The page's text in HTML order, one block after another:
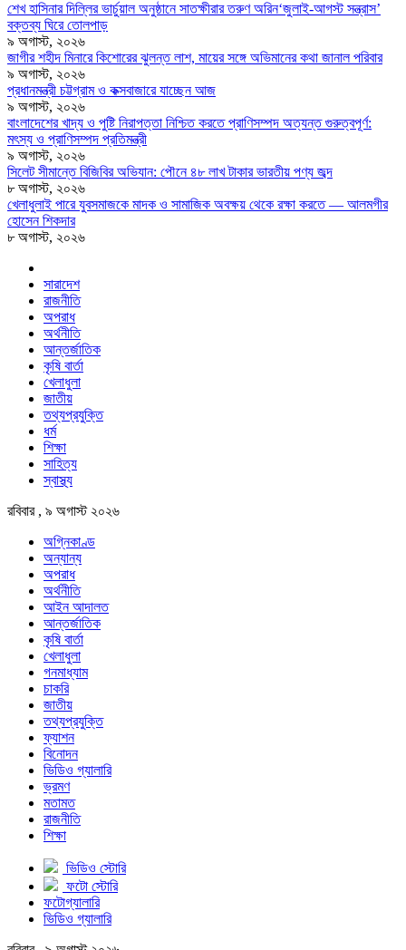
শেখ হাসিনার দিল্লির ভার্চুয়াল অনুষ্ঠানে সাতক্ষীরার তরুণ অরিন‘জুলাই-আগস্ট সন্ত্রাস’
বক্তব্য ঘিরে তোলপাড়
৯ অগাস্ট, ২০২৬
জাগীর শহীদ মিনারে কিশোরের ঝুলন্ত লাশ, মায়ের সঙ্গে অভিমানের কথা জানাল পরিবার
৯ অগাস্ট, ২০২৬
প্রধানমন্ত্রী চট্টগ্রাম ও কক্সবাজারে যাচ্ছেন আজ
৯ অগাস্ট, ২০২৬
বাংলাদেশের খাদ্য ও পুষ্টি নিরাপত্তা নিশ্চিত করতে প্রাণিসম্পদ অত্যন্ত গুরুত্বপূর্ণ:
মৎস্য ও প্রাণিসম্পদ প্রতিমন্ত্রী
৯ অগাস্ট, ২০২৬
সিলেট সীমান্তে বিজিবির অভিযান: পৌনে ৪৮ লাখ টাকার ভারতীয় পণ্য জব্দ
৮ অগাস্ট, ২০২৬
খেলাধুলাই পারে যুবসমাজকে মাদক ও সামাজিক অবক্ষয় থেকে রক্ষা করতে — আলমগীর
হোসেন শিকদার
৮ অগাস্ট, ২০২৬
সারাদেশ
রাজনীতি
অপরাধ
অর্থনীতি
আন্তর্জাতিক
কৃষি বার্তা
খেলাধুলা
জাতীয়
তথ্যপ্রযুক্তি
ধর্ম
শিক্ষা
সাহিত্য
স্বাস্থ্য
রবিবার , ৯ অগাস্ট ২০২৬
অগ্নিকাণ্ড
অন্যান্য
অপরাধ
অর্থনীতি
আইন আদালত
আন্তর্জাতিক
কৃষি বার্তা
খেলাধুলা
গনমাধ্যাম
চাকরি
জাতীয়
তথ্যপ্রযুক্তি
ফ্যাশন
বিনোদন
ভিডিও গ্যালারি
ভ্রমণ
মতামত
রাজনীতি
শিক্ষা
ভিডিও স্টোরি
ফটো স্টোরি
ফটোগ্যালারি
ভিডিও গ্যালারি